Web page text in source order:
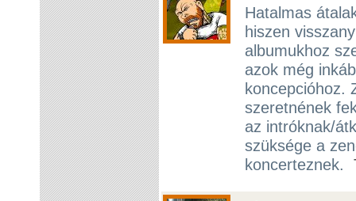
Hatalmas
hiszen
albumukhoz
azok még
koncepcióhoz.
szeretnének
az intróknak/
szüksége a
koncerteznek.